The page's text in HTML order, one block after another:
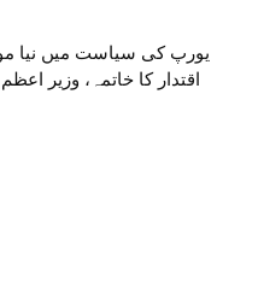
اقتدار کا خاتمہ، وزیر